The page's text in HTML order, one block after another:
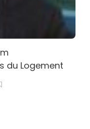
du Logement